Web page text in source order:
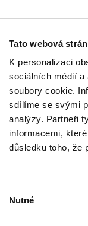
Tato webová
K personalizaci
sociálních médií a
soubory cookie.
sdílíme se svými
analýzy. Partneři
informacemi,
důsledku toho, že
souhlasu
Nutné
PROVOZNÍ DOBA
Pondělí
Středa
Čtvrtek
Pátek
Sobota
Více informací